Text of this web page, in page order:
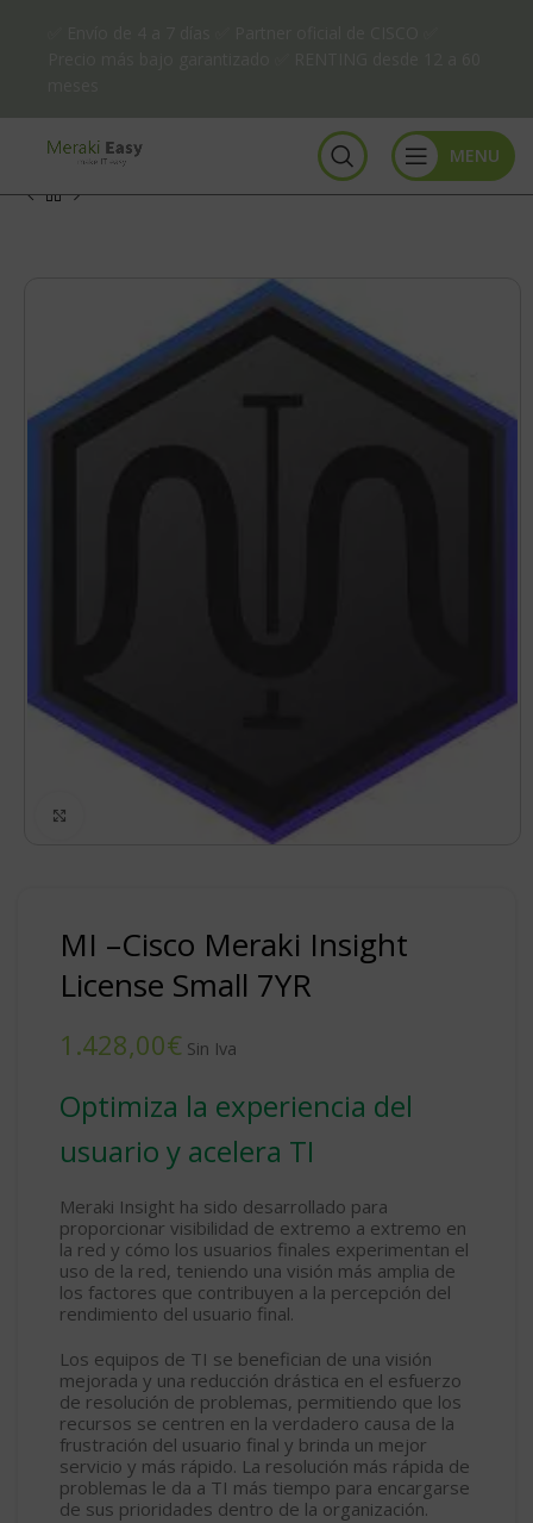
MENU
MI –Cisco Meraki Insight
License Small 7YR
€
Optimiza la experiencia del
usuario y acelera TI
Meraki Insight ha sido desarrollado para
proporcionar visibilidad de extremo a extremo en
la red y cómo los usuarios finales experimentan el
uso de la red, teniendo una visión más amplia de
los factores que contribuyen a la percepción del
rendimiento del usuario final.
Los equipos de TI se benefician de una visión
mejorada y una reducción drástica en el esfuerzo
de resolución de problemas, permitiendo que los
recursos se centren en la verdadero causa de la
frustración del usuario final y brinda un mejor
servicio y más rápido. La resolución más rápida de
problemas le da a TI más tiempo para encargarse
de sus prioridades dentro de la organización.